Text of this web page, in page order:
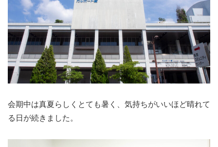
会期中は真夏らしくとても暑く、気持ちがいいほど晴れて
る日が続きました。